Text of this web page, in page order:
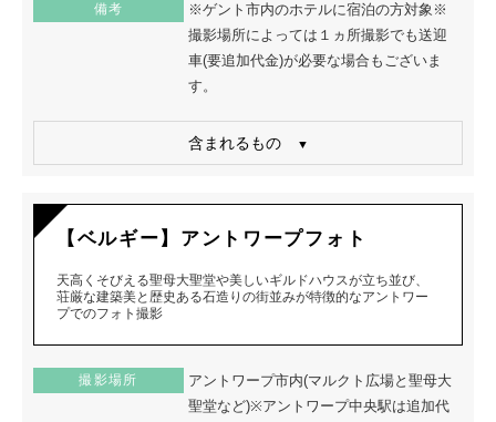
備考
※ゲント市内のホテルに宿泊の方対象※
撮影場所によっては１ヵ所撮影でも送迎
車(要追加代金)が必要な場合もございま
す。
含まれるもの
【ベルギー】アントワープフォト
天高くそびえる聖母大聖堂や美しいギルドハウスが立ち並び、
荘厳な建築美と歴史ある石造りの街並みが特徴的なアントワー
プでのフォト撮影
撮影場所
アントワープ市内(マルクト広場と聖母大
聖堂など)※アントワープ中央駅は追加代